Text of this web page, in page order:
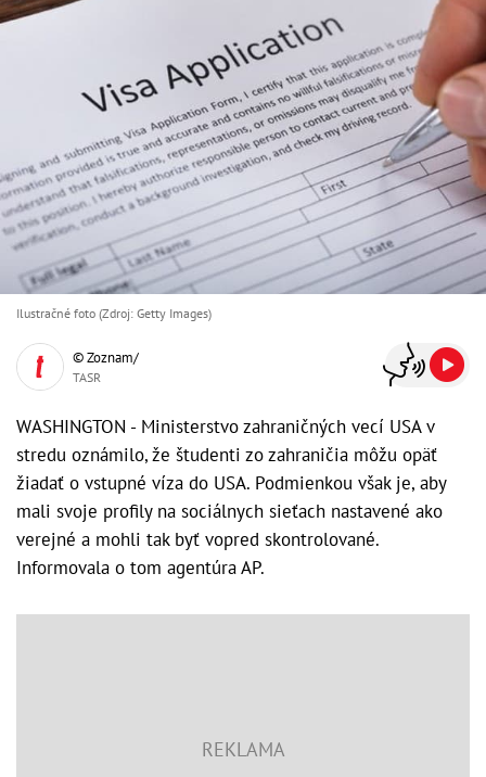
Ilustračné foto (Zdroj: Getty Images)
© Zoznam/
TASR
WASHINGTON - Ministerstvo zahraničných vecí USA v
stredu oznámilo, že študenti zo zahraničia môžu opäť
žiadať o vstupné víza do USA. Podmienkou však je, aby
mali svoje profily na sociálnych sieťach nastavené ako
verejné a mohli tak byť vopred skontrolované.
Informovala o tom agentúra AP.